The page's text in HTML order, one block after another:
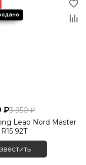
₽3 950 ₽
Leao Nord Master
92T